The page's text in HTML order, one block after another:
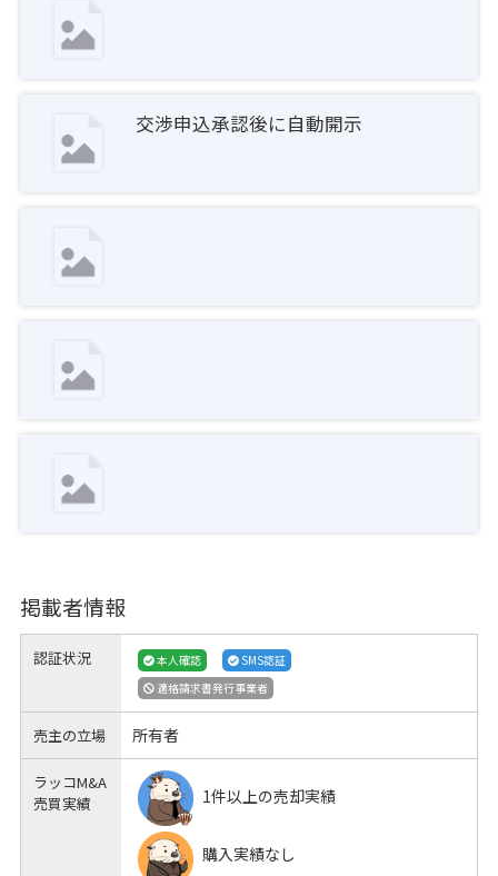
交渉申込承認後に自動開示
掲載者情報
認証状況 本人確認
SMS認証
適格請求書発行事業者
売主の立場 所有者
ラッコM&A
売買実績
1件以上の売却実績
購入実績なし